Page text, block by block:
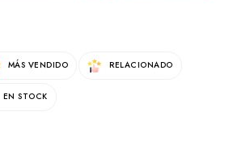
MÁS VENDIDO RELACIONADO
EN STOCK